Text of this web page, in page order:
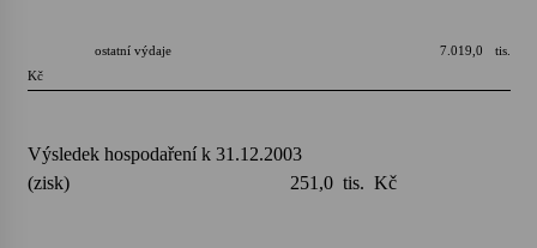
ostatní výdaje 7.019,0 tis.
Kč
Výsledek hospodaření k 31.12.2003
(zisk) 251,0 tis. Kč